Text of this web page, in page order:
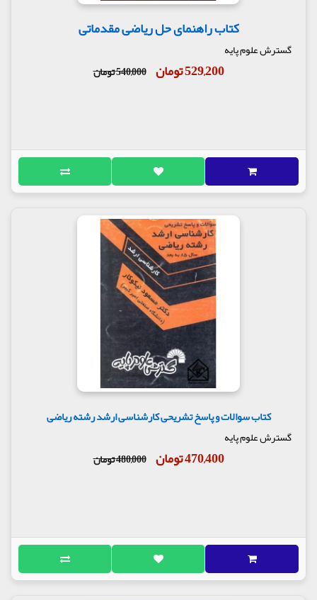
کتاب راهنمای حل ریاضی مقدماتی
گسترش علوم پایه
529,200 تومان 540,000 تومان
کتاب سوالات و پاسخ تشریحی کارشناسی ارشد رشته ریاضی
گسترش علوم پایه
470,400 تومان 480,000 تومان